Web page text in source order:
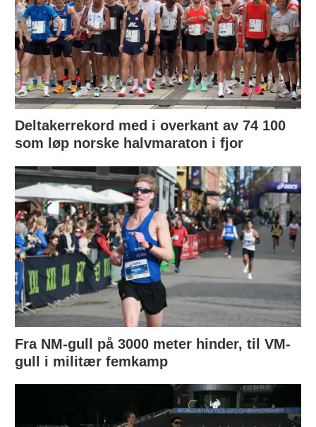
Deltakerrekord med i overkant av 74 100
som løp norske halvmaraton i fjor
Fra NM-gull på 3000 meter hinder, til VM-
gull i militær femkamp